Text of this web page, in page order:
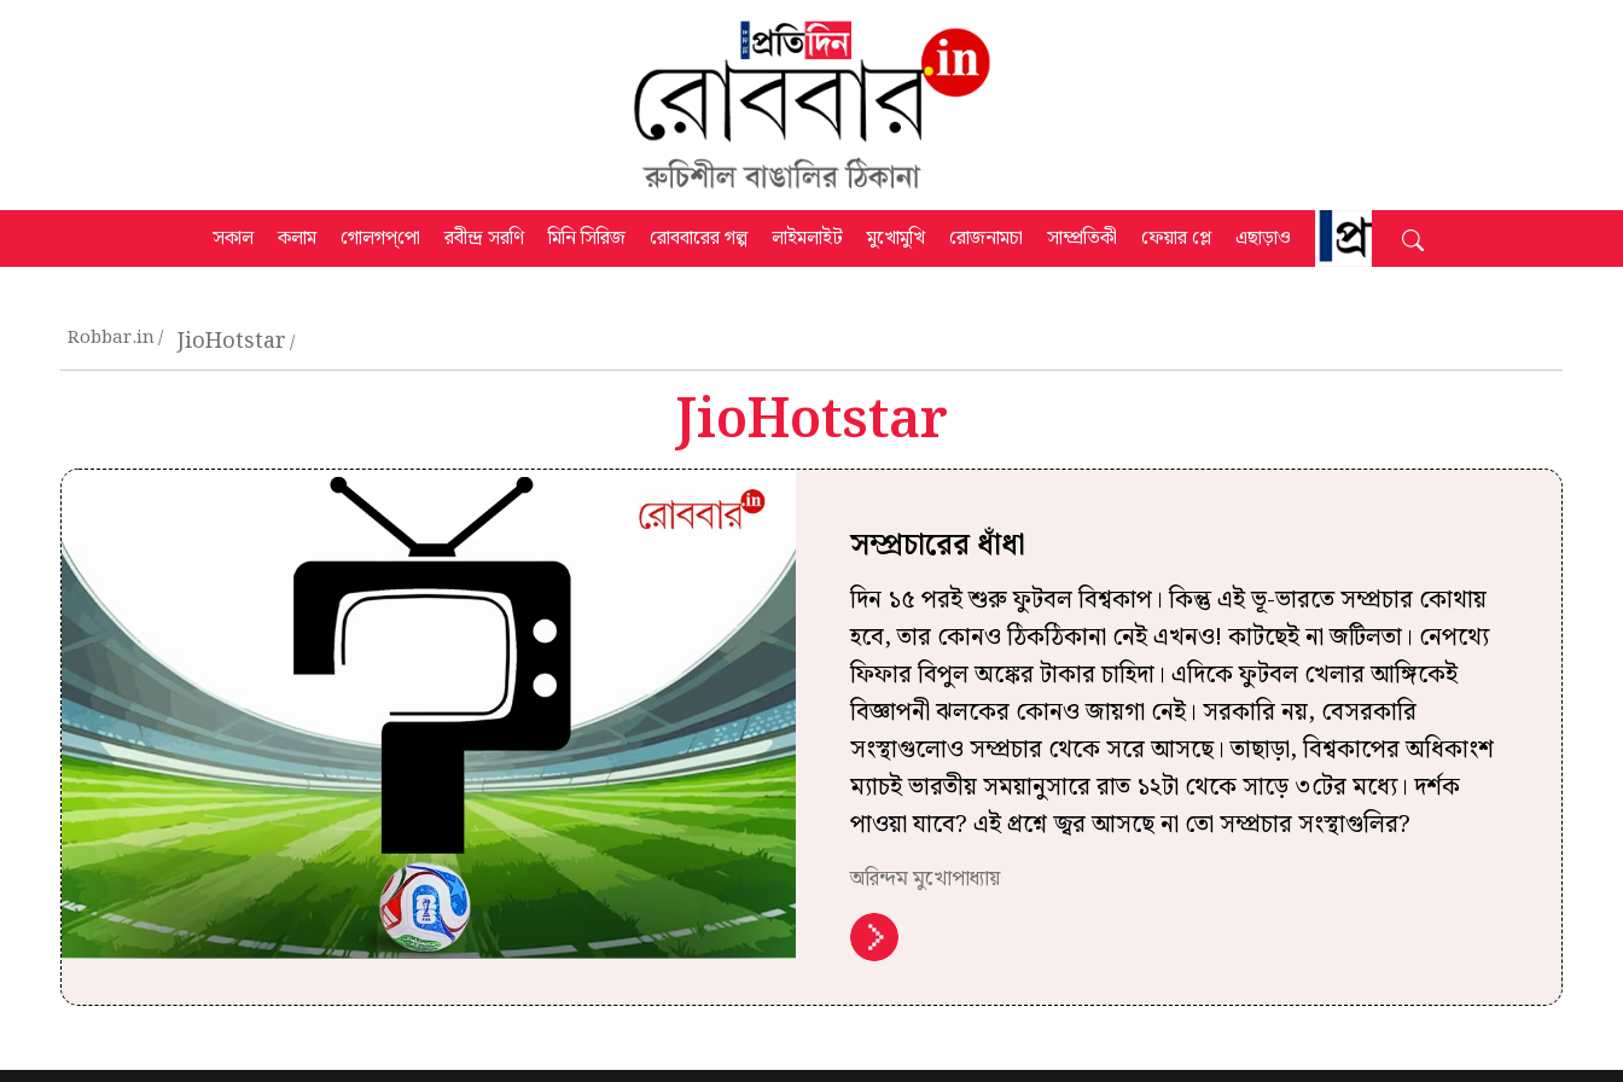
সকাল কলাম গোলগপ্‌পো রবীন্দ্র সরণি মিনি সিরিজ রোববারের গল্প লাইমলাইট মুখোমুখি রোজনামচা সাম্প্রতিকী ফেয়ার প্লে এছাড়াও
Robbar.in JioHotstar
JioHotstar
সম্প্রচারের ধাঁধা
দিন ১৫ পরই শুরু ফুটবল বিশ্বকাপ। কিন্তু এই ভূ-ভারতে সম্প্রচার কোথায়
হবে, তার কোনও ঠিকঠিকানা নেই এখনও! কাটছেই না জটিলতা। নেপথ্যে
ফিফার বিপুল অঙ্কের টাকার চাহিদা। এদিকে ফুটবল খেলার আঙ্গিকেই
বিজ্ঞাপনী ঝলকের কোনও জায়গা নেই। সরকারি নয়, বেসরকারি
সংস্থাগুলোও সম্প্রচার থেকে সরে আসছে। তাছাড়া, বিশ্বকাপের অধিকাংশ
ম্যাচই ভারতীয় সময়ানুসারে রাত ১২টা থেকে সাড়ে ৩টের মধ্যে। দর্শক
পাওয়া যাবে? এই প্রশ্নে জ্বর আসছে না তো সম্প্রচার সংস্থাগুলির?
অরিন্দম মুখোপাধ্যায়